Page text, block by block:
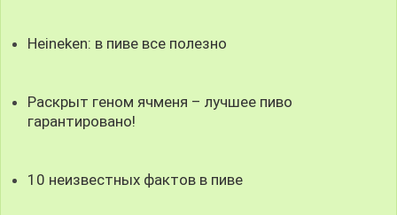
Heineken: в пиве все полезно
Раскрыт геном ячменя – лучшее пиво
гарантировано!
10 неизвестных фактов в пиве